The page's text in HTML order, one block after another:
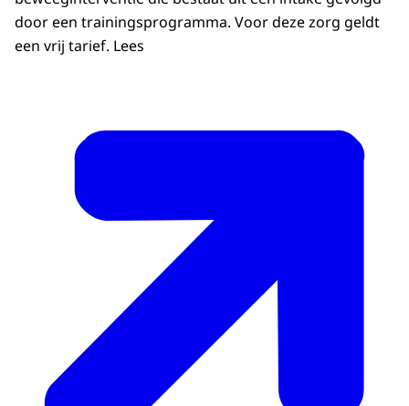
door een trainingsprogramma. Voor deze zorg geldt
een vrij tarief. Lees